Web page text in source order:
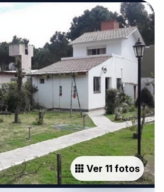
Ver 11 fotos